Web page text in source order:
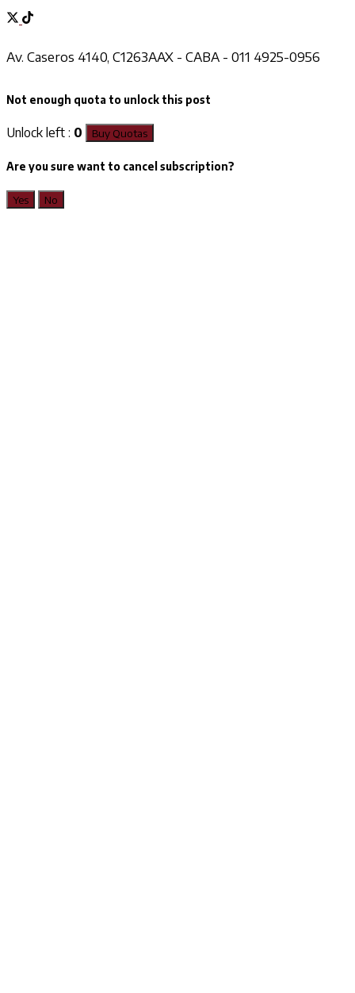
Av. Caseros 4140, C1263AAX - CABA - 011 4925-0956
Not enough quota to unlock this post
Unlock left : 0 Buy Quotas
Are you sure want to cancel subscription?
Yes No